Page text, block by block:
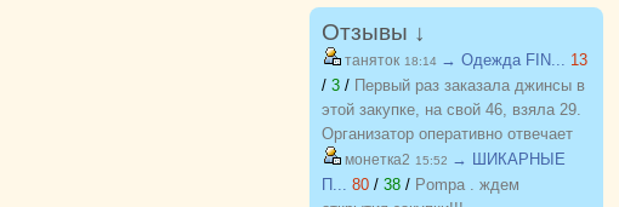
Отзывы ↓
таняток 18:14 → Одежда FIN... 13
/ 3 / Первый раз заказала джинсы в
этой закупке, на свой 46, взяла 29.
Организатор оперативно отвечает
на вопросы. Спасибо!!!
монетка2 15:52 → ШИКАРНЫЕ
П... 80 / 38 / Pompa . ждем